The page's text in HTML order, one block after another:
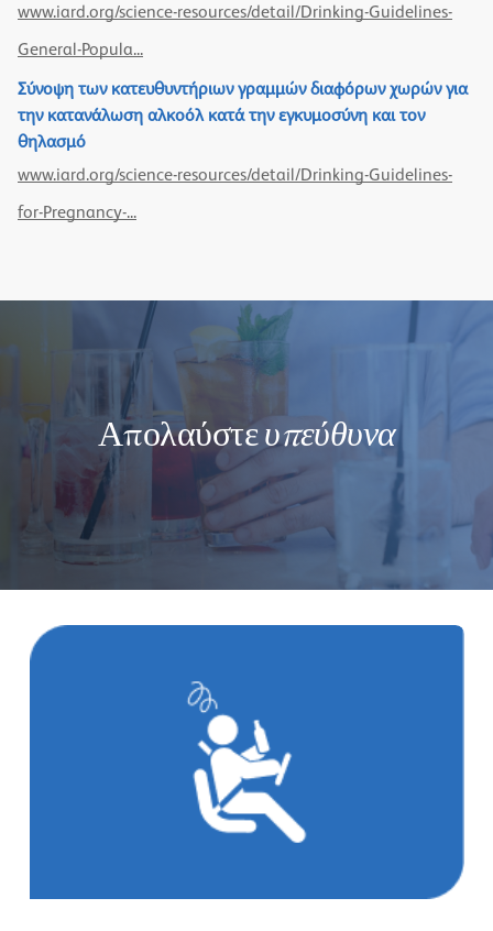
www.iard.org/science-resources/detail/Drinking-Guidelines-
General-Popula...
Σύνοψη των κατευθυντήριων γραμμών διαφόρων χωρών για
την κατανάλωση αλκοόλ κατά την εγκυμοσύνη και τον
θηλασμό
www.iard.org/science-resources/detail/Drinking-Guidelines-
for-Pregnancy-...
Απολαύστευπεύθυνα